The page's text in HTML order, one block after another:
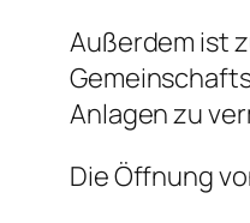
Außerdem ist
Anlagen zu
Die Öffnung